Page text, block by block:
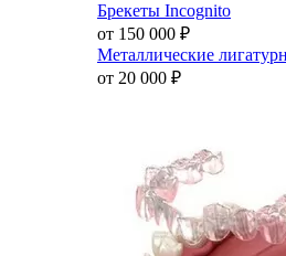
Брекеты Incognito
от 150 000 ₽
Металлические
от 20 000 ₽